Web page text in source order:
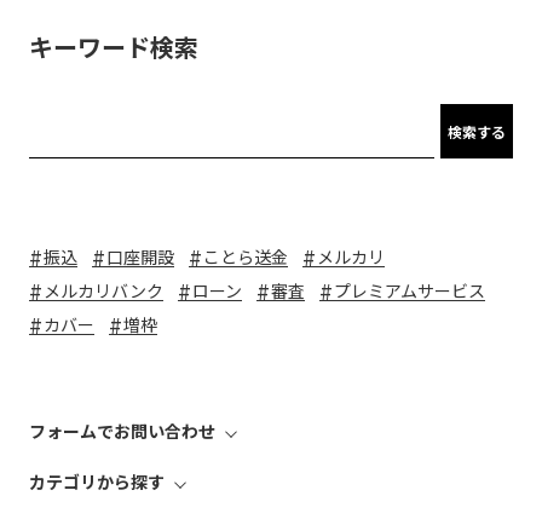
キーワード検索
検索する
振込 口座開設 ことら送金
メルカリ
メルカリバンク
ローン 審査
プレミアムサービス
カバー
増枠
フォームでお問い合わせ
カテゴリから探す